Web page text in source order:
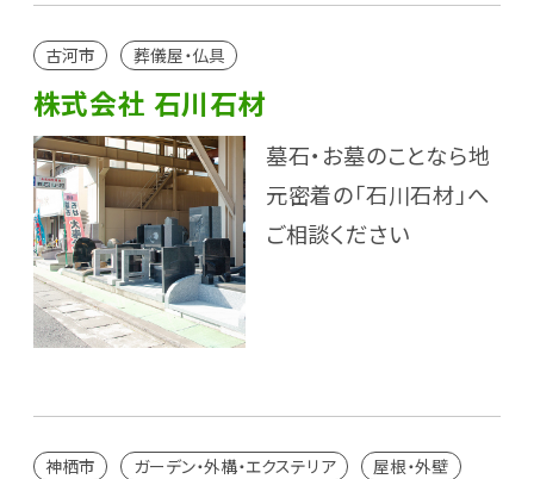
古河市 葬儀屋・仏具
株式会社 石川石材
墓石・お墓のことなら地
元密着の「石川石材」へ
ご相談ください
神栖市 ガーデン・外構・エクステリア 屋根・外壁